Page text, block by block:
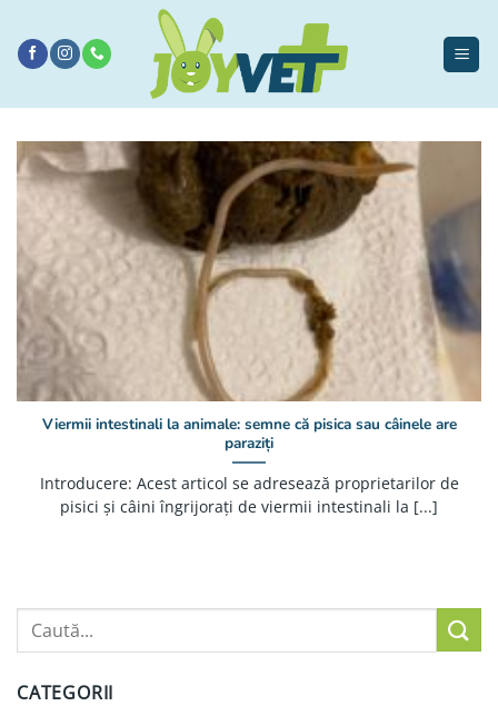
conținut
CATEGORII
Viermii intestinali la animale: semne că pisica sau câinele are
paraziți
Introducere: Acest articol se adresează proprietarilor de
pisici și câini îngrijorați de viermii intestinali la [...]